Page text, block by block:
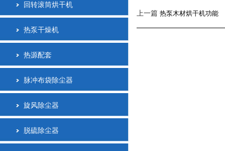
回转滚筒烘干机
热泵干燥机
热源配套
脉冲布袋除尘器
旋风除尘器
脱硫除尘器
上一篇 热泵木材烘干机功能